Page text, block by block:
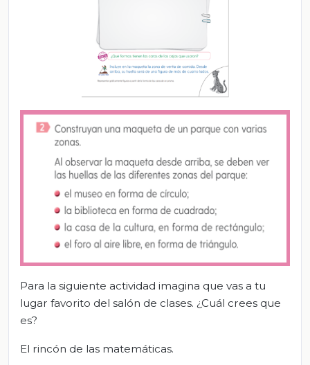
Para la siguiente actividad imagina que vas a tu
lugar favorito del salón de clases. ¿Cuál crees que
es?
El rincón de las matemáticas.